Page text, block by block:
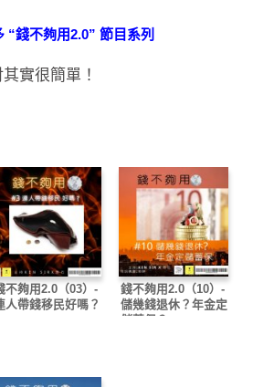
“錢不夠用2.0” 節目系列
實很簡單！
不夠用2.0（03）-
人帶錢移民好嗎？
錢不夠用2.0（10）-
儲幾錢退休？年金定
儲蓄保？